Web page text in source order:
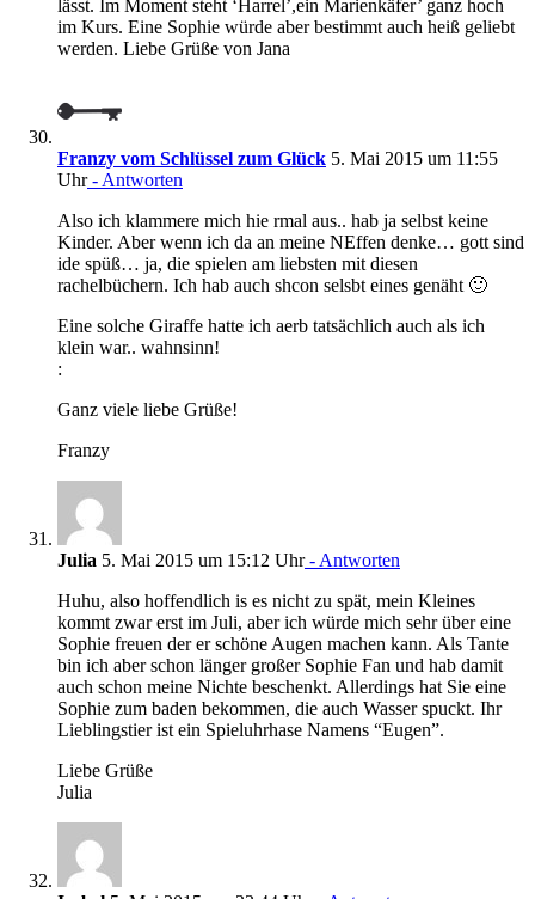
lässt. Im Moment steht ‘Harrel’,ein Marienkäfer’ ganz hoch
im Kurs. Eine Sophie würde aber bestimmt auch heiß geliebt
werden. Liebe Grüße von Jana
Franzy vom Schlüssel zum Glück 5. Mai 2015 um 11:55
Uhr- Antworten
Also ich klammere mich hie rmal aus.. hab ja selbst keine
Kinder. Aber wenn ich da an meine NEffen denke… gott sind
ide spüß… ja, die spielen am liebsten mit diesen
rachelbüchern. Ich hab auch shcon selsbt eines genäht 🙂
Eine solche Giraffe hatte ich aerb tatsächlich auch als ich
klein war.. wahnsinn!
:
Ganz viele liebe Grüße!
Franzy
Julia 5. Mai 2015 um 15:12 Uhr- Antworten
Huhu, also hoffendlich is es nicht zu spät, mein Kleines
kommt zwar erst im Juli, aber ich würde mich sehr über eine
Sophie freuen der er schöne Augen machen kann. Als Tante
bin ich aber schon länger großer Sophie Fan und hab damit
auch schon meine Nichte beschenkt. Allerdings hat Sie eine
Sophie zum baden bekommen, die auch Wasser spuckt. Ihr
Lieblingstier ist ein Spieluhrhase Namens “Eugen”.
Liebe Grüße
Julia